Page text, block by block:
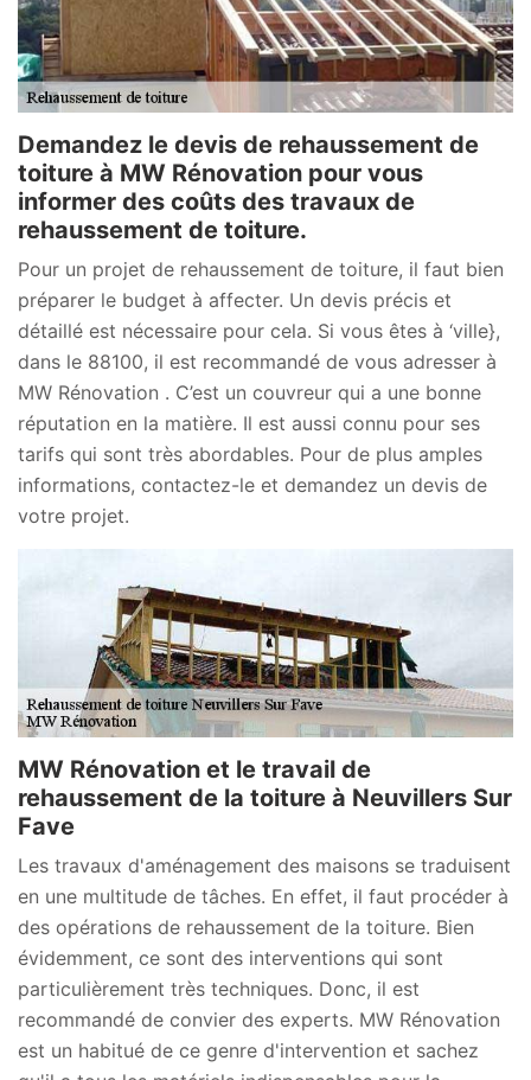
Demandez le devis de rehaussement de
toiture à MW Rénovation pour vous
informer des coûts des travaux de
rehaussement de toiture.
Pour un projet de rehaussement de toiture, il faut bien
préparer le budget à affecter. Un devis précis et
détaillé est nécessaire pour cela. Si vous êtes à ‘ville},
dans le 88100, il est recommandé de vous adresser à
MW Rénovation . C’est un couvreur qui a une bonne
réputation en la matière. Il est aussi connu pour ses
tarifs qui sont très abordables. Pour de plus amples
informations, contactez-le et demandez un devis de
votre projet.
MW Rénovation et le travail de
rehaussement de la toiture à Neuvillers Sur
Fave
Les travaux d'aménagement des maisons se traduisent
en une multitude de tâches. En effet, il faut procéder à
des opérations de rehaussement de la toiture. Bien
évidemment, ce sont des interventions qui sont
particulièrement très techniques. Donc, il est
recommandé de convier des experts. MW Rénovation
est un habitué de ce genre d'intervention et sachez